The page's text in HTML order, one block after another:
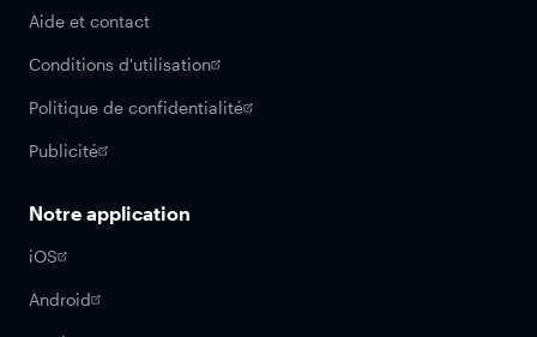
Aide et contact
Conditions d'utilisation
Politique de confidentialité
Publicité
Notre application
iOS
Android